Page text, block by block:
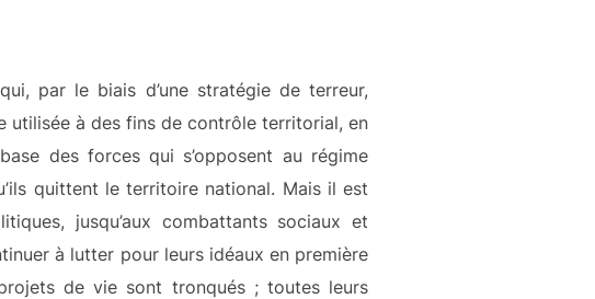
par le biais d’une stratégie de terreur,
utilisée à des fins de contrôle territorial, en
des forces qui s’opposent au régime
quittent le territoire national. Mais il est
jusqu’aux combattants sociaux et
à lutter pour leurs idéaux en première
de vie sont tronqués ; toutes leurs